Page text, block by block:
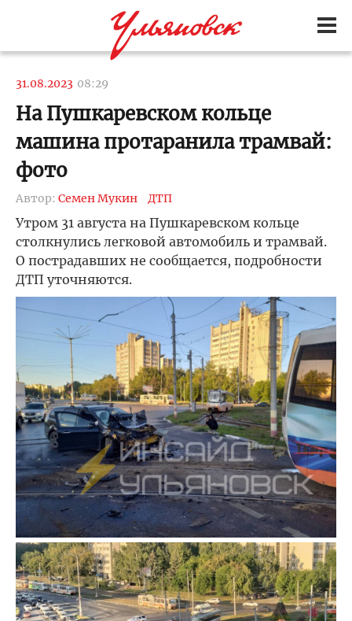
31.08.2023 08:29
На Пушкаревском кольце
машина протаранила трамвай:
фото
Автор: Семен Мукин ДТП
Утром 31 августа на Пушкаревском кольце
столкнулись легковой автомобиль и трамвай.
О пострадавших не сообщается, подробности
ДТП уточняются.